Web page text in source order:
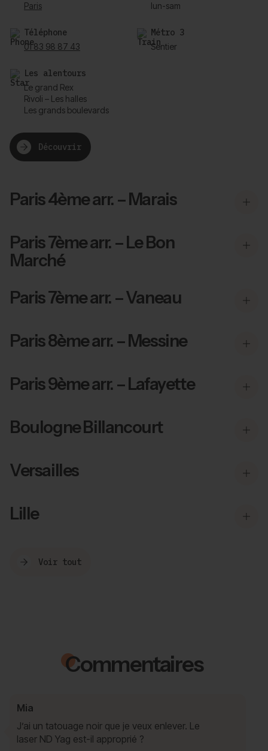
Paris lun-sam
Téléphone
01 83 98 87 43
Métro 3
Sentier
Les alentours
Le grand Rex
Rivoli – Les halles
Les grands boulevards
Découvrir
Paris 4ème arr. – Marais
Paris 7ème arr. – Le Bon
Marché
Paris 7ème arr. – Vaneau
Paris 8ème arr. – Messine
Paris 9ème arr. – Lafayette
Boulogne Billancourt
Versailles
Lille
Voir tout
Commentaires
Mia
J’ai un tatouage noir que je veux enlever. Le
laser ND Yag est-il approprié ?